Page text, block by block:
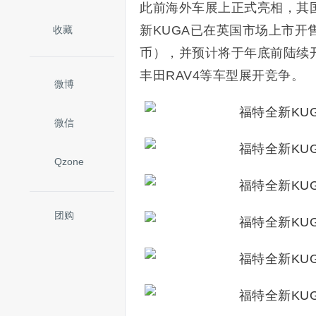
收藏
微博
微信
Qzone
团购
此前海外车展上正式亮相，
新KUGA已在英国市场上市开
币），并预计将于年底前陆
丰田RAV4等车型展开竞争。